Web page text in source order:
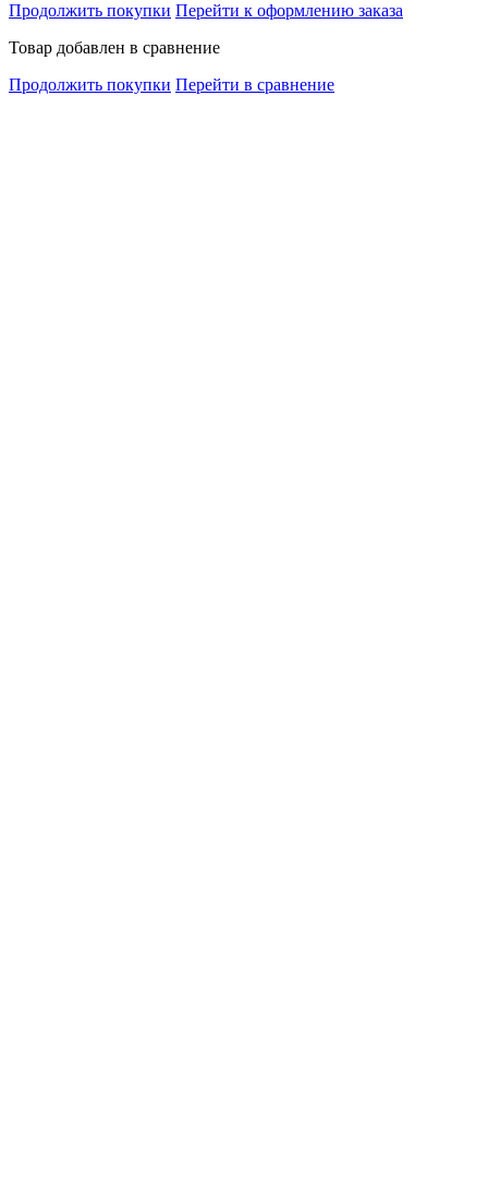
Продолжить покупки Перейти к оформлению заказа
Товар добавлен в сравнение
Продолжить покупки Перейти в сравнение